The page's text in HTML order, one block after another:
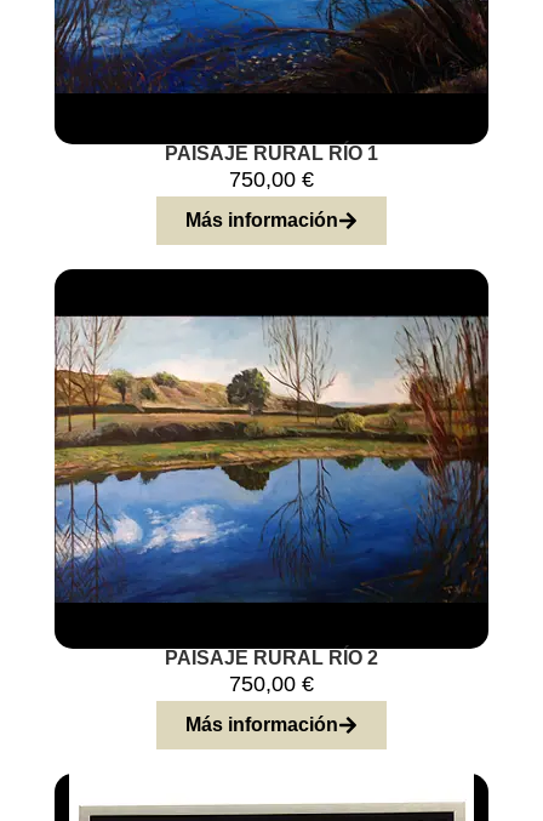
PAISAJE RURAL RÍO 1
750,00 €
Más información
PAISAJE RURAL RÍO 2
750,00 €
Más información